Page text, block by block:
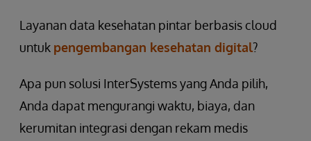
Layanan data kesehatan pintar berbasis cloud
untuk pengembangan kesehatan digital?
Apa pun solusi InterSystems yang Anda pilih,
Anda dapat mengurangi waktu, biaya, dan
kerumitan integrasi dengan rekam medis